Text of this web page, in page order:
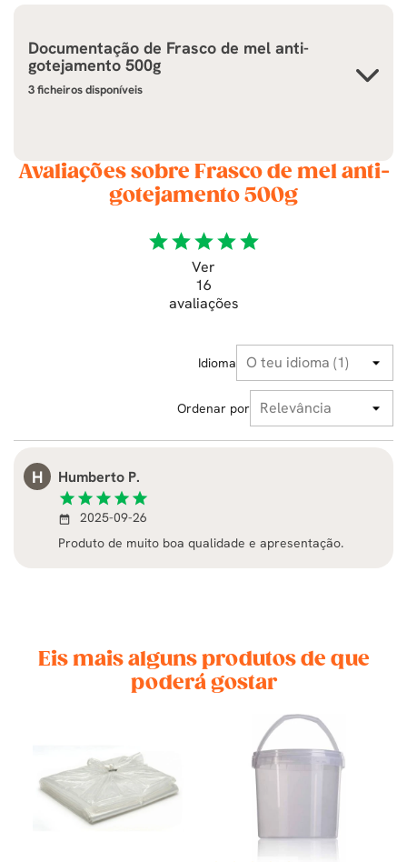
Documentação de Frasco de mel anti-
gotejamento 500g
3 ficheiros disponíveis
Avaliações sobre Frasco de mel anti-
gotejamento 500g
starstarstarstarstar
Ver
16
avaliações
Idioma
Ordenar por
H Humberto P.
star star star star star
date_range
2025-09-26
Produto de muito boa qualidade e apresentação.
Eis mais alguns produtos de que
poderá gostar